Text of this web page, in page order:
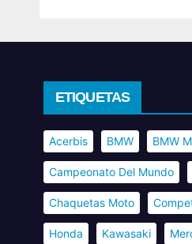
ETIQUETAS
Acerbis BMW BMW
Campeonato Del Mundo
Chaquetas Moto
Honda Kawasaki